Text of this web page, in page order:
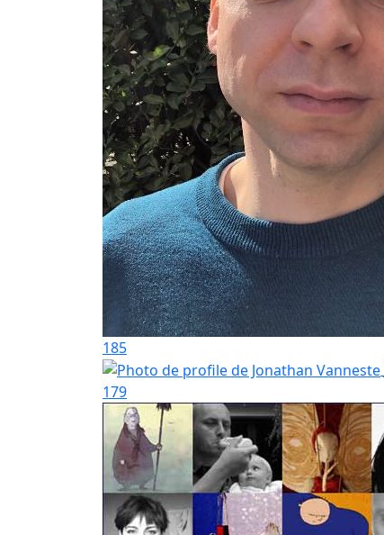
185
179